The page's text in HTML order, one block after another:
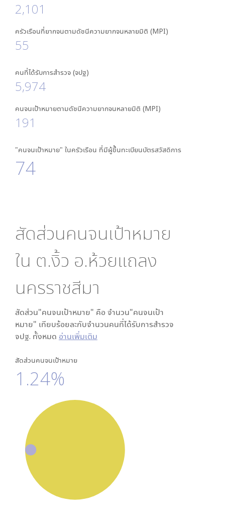
2,101
ครัวเรือนที่ยากจนตามดัชนีความยากจนหลายมิติ (MPI)
55
คนที่ได้รับการสำรวจ (จปฐ)
5,974
คนจนเป้าหมายตามดัชนีความยากจนหลายมิติ (MPI)
191
"คนจนเป้าหมาย" ในครัวเรือน ที่มีผู้ขึ้นทะเบียนบัตรสวัสดิการ
74
สัดส่วนคนจนเป้าหมาย
ใน ต.งิ้ว อ.ห้วยแถลง
นครราชสีมา
สัดส่วน"คนจนเป้าหมาย" คือ จำนวน"คนจนเป้า
หมาย" เทียบร้อยละกับจำนวนคนที่ได้รับการสำรวจ
จปฐ. ทั้งหมด อ่านเพิ่มเติม
สัดส่วนคนจนเป้าหมาย
1.24%